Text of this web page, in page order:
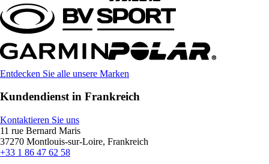
Entdecken Sie alle unsere Marken
Kundendienst in Frankreich
Kontaktieren Sie uns
11 rue Bernard Maris
37270 Montlouis-sur-Loire, Frankreich
+33 1 86 47 62 58